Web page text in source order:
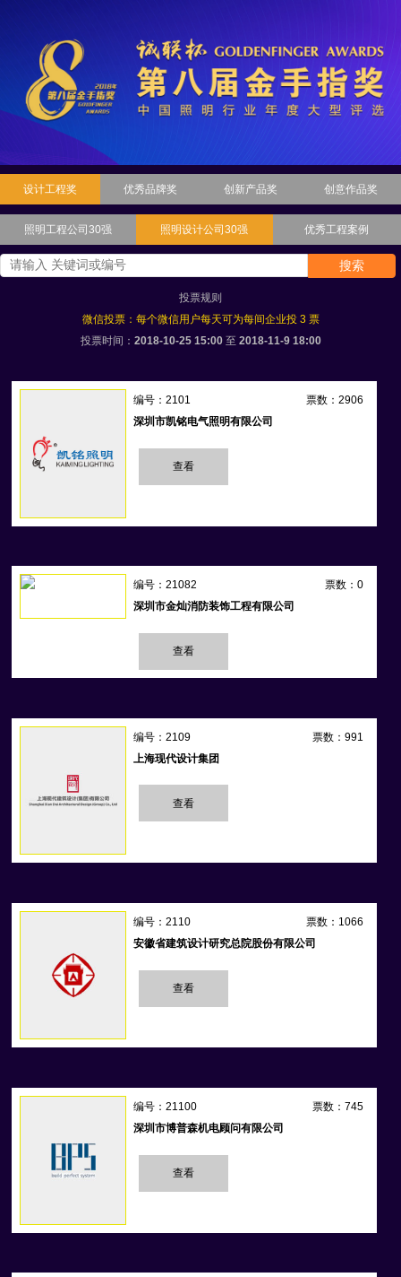
设计工程奖 优秀品牌奖 创新产品奖 创意作品奖
照明工程公司30强 照明设计公司30强 优秀工程案例
搜索
投票规则
微信投票：每个微信用户每天可为每间企业投 3 票
投票时间： 2018-10-25 15:00至 2018-11-9 18:00
票数：2906
编号：2101
深圳市凯铭电气照明有限公司
查看
票数：0
编号：21082
深圳市金灿消防装饰工程有限公司
查看
票数：991
编号：2109
上海现代设计集团
查看
票数：1066
编号：2110
安徽省建筑设计研究总院股份有限公司
查看
票数：745
编号：21100
深圳市博普森机电顾问有限公司
查看